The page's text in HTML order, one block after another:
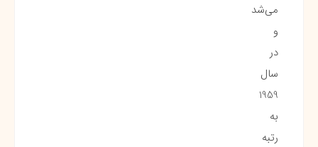
می‌شد
و
در
سال
1959
به
رتبه